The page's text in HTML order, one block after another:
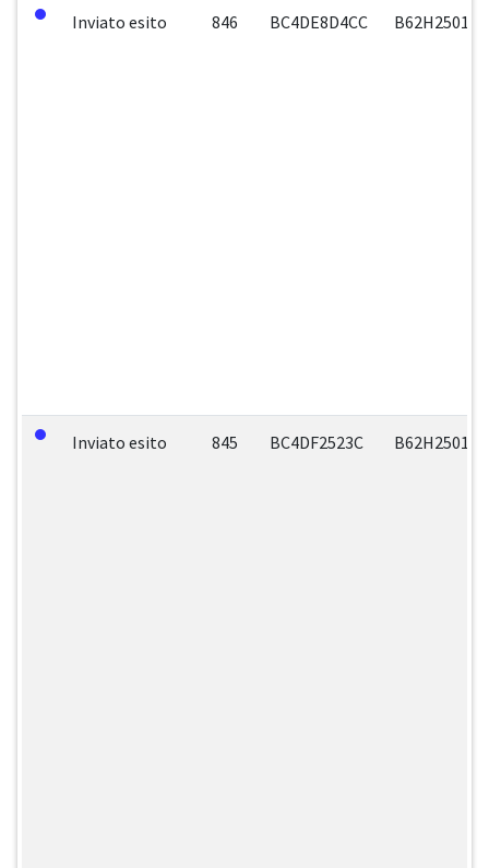
Inviato esito 846 BC4DE8D4CC
Inviato esito 845 BC4DF2523C